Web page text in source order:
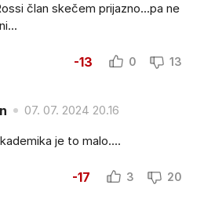
član skečem prijazno...pa ne
-13 0 13
07. 07. 2024 20.16
je to malo....
-17 3 20